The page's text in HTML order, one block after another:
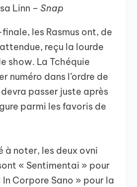
Linn – Snap
les Rasmus ont, de
reçu la lourde
show. La Tchéquie
numéro dans l’ordre de
passer juste après
parmi les favoris de
noter, les deux ovni
« Sentimentai » pour
Corpore Sano » pour la